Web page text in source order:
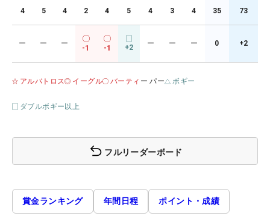
4 5 4 2 4 5 4 3 4 35 73
ー ー ー
-1 -1 +2 ー ー ー 0 +2
アルバトロス イーグル バーティ ー パー ボギー
ダブルボギー以上
フルリーダーボード
賞金ランキング 年間日程 ポイント・成績